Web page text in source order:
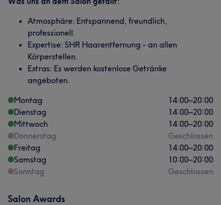
Atmosphäre: Entspannend, freundlich,
professionell.
Expertise: SHR Haarentfernung - an allen
Körperstellen.
Extras: Es werden kostenlose Getränke
angeboten.
Montag
14:00–20:00
Dienstag
14:00–20:00
Mittwoch
14:00–20:00
Donnerstag
Geschlossen
Freitag
14:00–20:00
Samstag
10:00–20:00
Sonntag
Geschlossen
Salon Awards